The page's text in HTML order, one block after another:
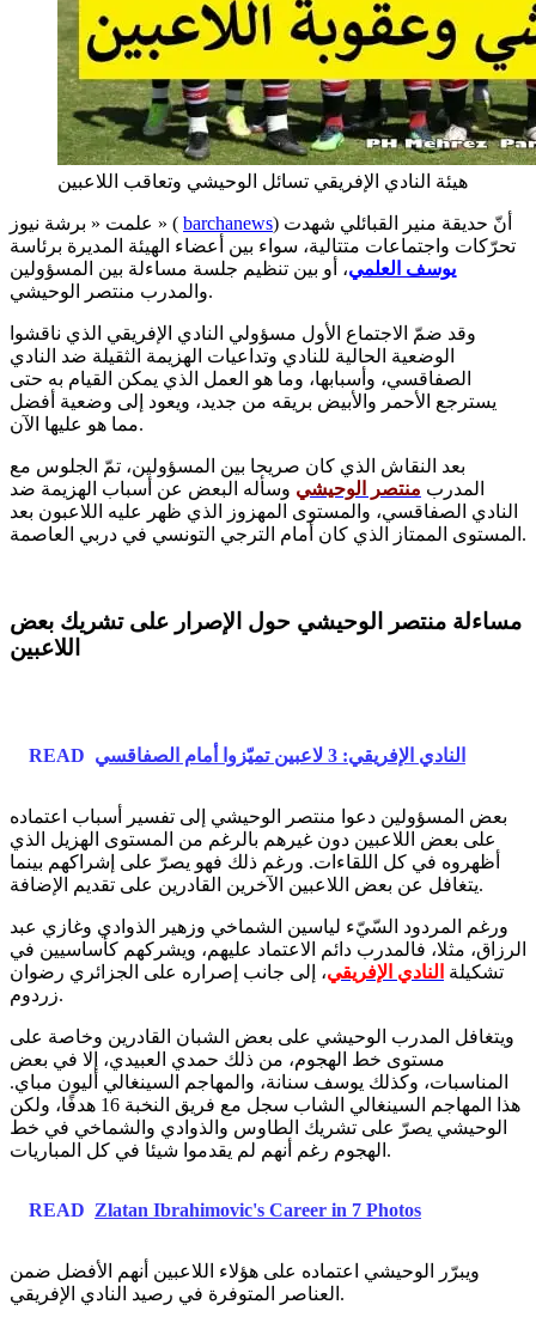
هيئة النادي الإفريقي تسائل الوحيشي وتعاقب اللاعبين
علمت « برشة نيوز » ( barchanews) أنّ حديقة منير القبائلي شهدت
تحرّكات واجتماعات متتالية، سواء بين أعضاء الهيئة المديرة برئاسة
يوسف العلمي، أو بين تنظيم جلسة مساءلة بين المسؤولين
والمدرب منتصر الوحيشي.
وقد ضمّ الاجتماع الأول مسؤولي النادي الإفريقي الذي ناقشوا
الوضعية الحالية للنادي وتداعيات الهزيمة الثقيلة ضد النادي
الصفاقسي، وأسبابها، وما هو العمل الذي يمكن القيام به حتى
يسترجع الأحمر والأبيض بريقه من جديد، ويعود إلى وضعية أفضل
مما هو عليها الآن.
بعد النقاش الذي كان صريحا بين المسؤولين، تمّ الجلوس مع
المدرب منتصر الوحيشي وسأله البعض عن أسباب الهزيمة ضد
النادي الصفاقسي، والمستوى المهزوز الذي ظهر عليه اللاعبون بعد
المستوى الممتاز الذي كان أمام الترجي التونسي في دربي العاصمة.
مساءلة منتصر الوحيشي حول الإصرار على تشريك بعض
اللاعبين
READ النادي الإفريقي: 3 لاعبين تميّزوا أمام الصفاقسي
بعض المسؤولين دعوا منتصر الوحيشي إلى تفسير أسباب اعتماده
على بعض اللاعبين دون غيرهم بالرغم من المستوى الهزيل الذي
أظهروه في كل اللقاءات. ورغم ذلك فهو يصرّ على إشراكهم بينما
يتغافل عن بعض اللاعبين الآخرين القادرين على تقديم الإضافة.
ورغم المردود السّيّء لياسين الشماخي وزهير الذوادي وغازي عبد
الرزاق، مثلا، فالمدرب دائم الاعتماد عليهم، ويشركهم كأساسيين في
تشكيلة النادي الإفريقي، إلى جانب إصراره على الجزائري رضوان
زردوم.
ويتغافل المدرب الوحيشي على بعض الشبان القادرين وخاصة على
مستوى خط الهجوم، من ذلك حمدي العبيدي، إلا في بعض
المناسبات، وكذلك يوسف سنانة، والمهاجم السينغالي أليون مباي.
هذا المهاجم السينغالي الشاب سجل مع فريق النخبة 16 هدفًا، ولكن
الوحيشي يصرّ على تشريك الطاوس والذوادي والشماخي في خط
الهجوم رغم أنهم لم يقدموا شيئا في كل المباريات.
READ Zlatan Ibrahimovic's Career in 7 Photos
ويبرّر الوحيشي اعتماده على هؤلاء اللاعبين أنهم الأفضل ضمن
العناصر المتوفرة في رصيد النادي الإفريقي.